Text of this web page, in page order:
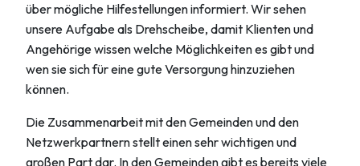
über mögliche Hilfestellungen informiert. Wir sehen
unsere Aufgabe als Drehscheibe, damit Klienten und
Angehörige wissen welche Möglichkeiten es gibt und
wen sie sich für eine gute Versorgung hinzuziehen
können.
Die Zusammenarbeit mit den Gemeinden und den
Netzwerkpartnern stellt einen sehr wichtigen und
großen Part dar. In den Gemeinden gibt es bereits viele